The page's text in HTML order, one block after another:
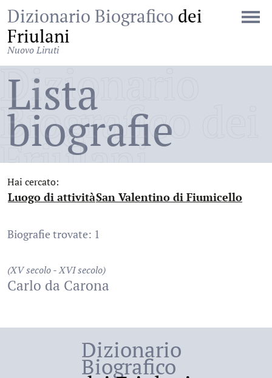
Dizionario Biografico dei
Friulani
Nuovo Liruti
Dizionario
Biografico dei
Friulani
Lista
biografie
Hai cercato:
Luogo di attività
:San Valentino di Fiumicello
Biografie trovate: 1
(XV secolo - XVI secolo)
Carlo da Carona
Dizionario
Biografico